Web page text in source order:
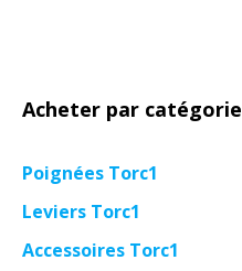
Acheter par catégorie
Poignées Torc1
Leviers Torc1
Accessoires Torc1